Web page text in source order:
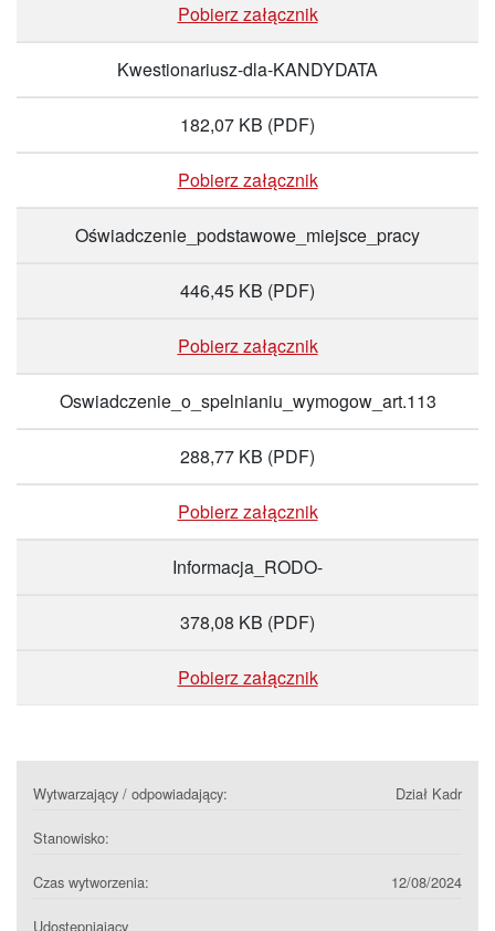
Pobierz załącznik
Kwestionariusz-dla-KANDYDATA
182,07 KB (PDF)
Pobierz załącznik
Oświadczenie_podstawowe_miejsce_pracy
446,45 KB (PDF)
Pobierz załącznik
Oswiadczenie_o_spelnianiu_wymogow_art.113
288,77 KB (PDF)
Pobierz załącznik
Informacja_RODO-
378,08 KB (PDF)
Pobierz załącznik
Wytwarzający / odpowiadający: Dział Kadr
Stanowisko:
Czas wytworzenia: 12/08/2024
Udostępniający